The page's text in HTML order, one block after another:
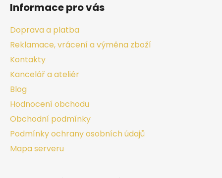
Informace pro vás
Doprava a platba
Reklamace, vrácení a výměna zboží
Kontakty
Kancelář a ateliér
Blog
Hodnocení obchodu
Obchodní podmínky
Podmínky ochrany osobních údajů
Mapa serveru